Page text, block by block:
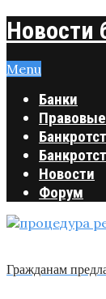
Новости
Menu
Банки
Новости
Форум
Гражданам